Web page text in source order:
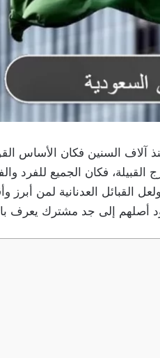
آلاف السنين فكان الأساس
فكان الجميع للفرد
القبائل العدنانية لمن أبرز
أصلهم إلى جد مشترك يعرف